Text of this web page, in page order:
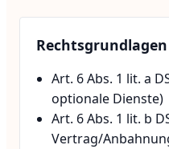
Rechtsgrundlagen
Art. 6 Abs. 1 lit. a
optionale Dienste)
Art. 6 Abs. 1 lit. b
Vertrag/